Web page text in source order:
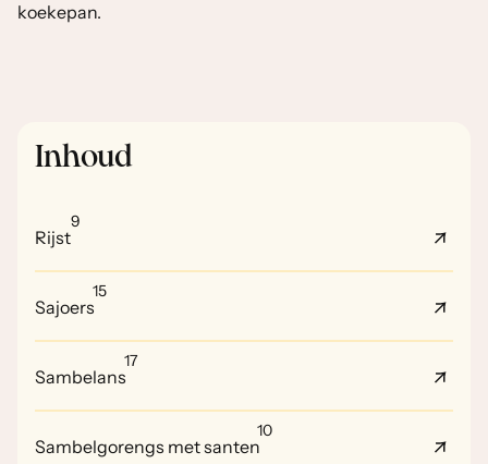
koekepan.
Inhoud
Rijst
9
Sajoers
15
Sambelans
17
Sambelgorengs met santen
10